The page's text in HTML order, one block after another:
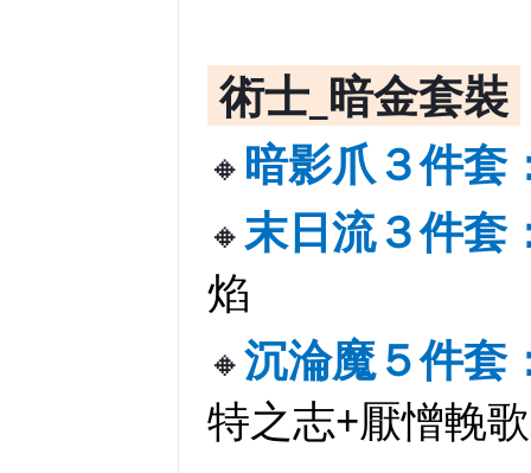
術士_暗金套裝
🔸 暗影爪３件套
🔸末日流３件套
焰
🔸沉淪魔５件套
特之志+厭憎輓歌